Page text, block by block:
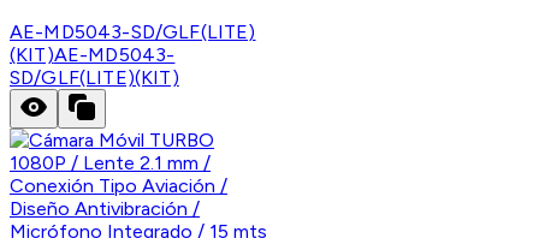
AE-MD5043-SD/GLF(LITE)
(KIT)AE-MD5043-
SD/GLF(LITE)(KIT)